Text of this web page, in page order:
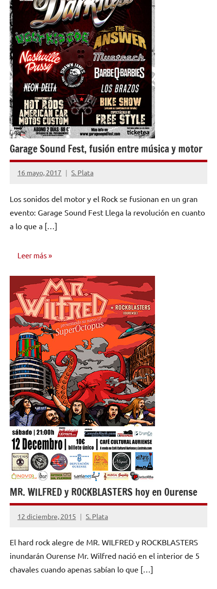
Garage Sound Fest, fusión entre música y motor
16 mayo, 2017 S. Plata
No
comentarios
Los sonidos del motor y el Rock se fusionan en un gran
evento: Garage Sound Fest Llega la revolución en cuanto
a lo que a […]
Leer más
NOTICIAS
MR. WILFRED y ROCKBLASTERS hoy en Ourense
12 diciembre, 2015 S. Plata
No
comentarios
El hard rock alegre de MR. WILFRED y ROCKBLASTERS
inundarán Ourense Mr. Wilfred nació en el interior de 5
chavales cuando apenas sabían lo que […]